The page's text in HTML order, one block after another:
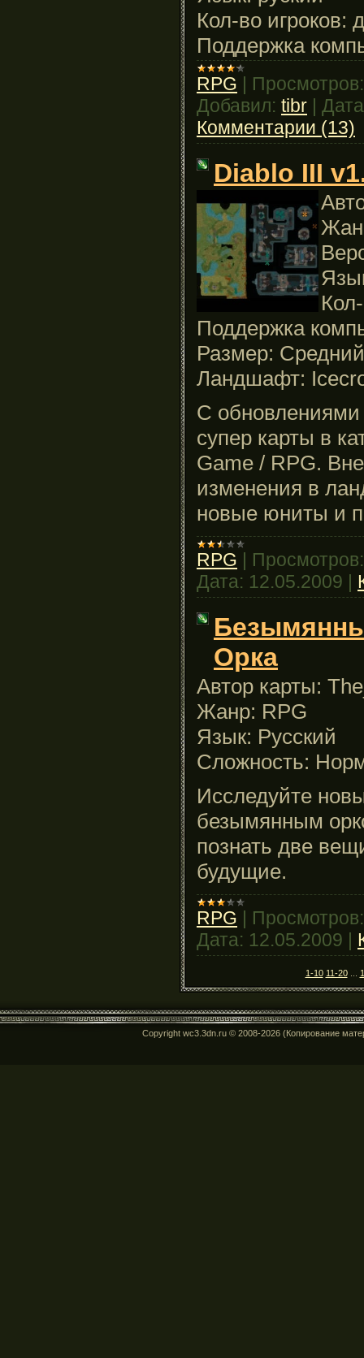
Кол-во игроков:
Поддержка
RPG | Просмотров:
Добавил: tibr |
Комментарии (13)
Diablo III
Поддержка
Размер: Средний
Ландшафт:
С обновлениями
супер карты в
Game / RPG.
изменения в
новые юниты и
RPG
Просмотров:
Дата: 12.05.2009
Орка
Автор карты:
Жанр: RPG
Язык: Русский
Сложность:
Исследуйте
безымянным
познать две
будущие.
RPG
Просмотров:
Дата: 12.05.2009
1-10 11-20
Copyright wc3.3dn.ru © 2008-2026 (Копирование